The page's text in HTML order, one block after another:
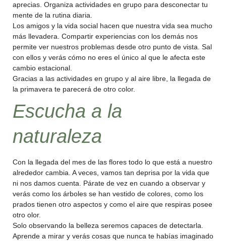
aprecias. Organiza actividades en grupo para desconectar tu
mente de la rutina diaria.
Los amigos y la vida social hacen que nuestra vida sea mucho
más llevadera. Compartir experiencias con los demás nos
permite ver nuestros problemas desde otro punto de vista. Sal
con ellos y verás cómo no eres el único al que le afecta este
cambio estacional.
Gracias a las actividades en grupo y al aire libre, la llegada de
la primavera te parecerá de otro color.
Escucha a la
naturaleza
Con la llegada del mes de las flores todo lo que está a nuestro
alrededor cambia. A veces, vamos tan deprisa por la vida que
ni nos damos cuenta. Párate de vez en cuando a observar y
verás como los árboles se han vestido de colores, como los
prados tienen otro aspectos y como el aire que respiras posee
otro olor.
Solo observando la belleza seremos capaces de detectarla.
Aprende a mirar y verás cosas que nunca te habías imaginado